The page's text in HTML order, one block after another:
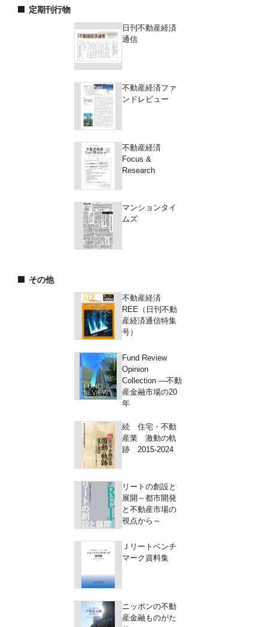
定期刊行物
日刊不動産経済
通信
不動産経済ファ
ンドレビュー
不動産経済
Focus &
Research
マンションタイ
ムズ
その他
不動産経済
REE（日刊不動
産経済通信特集
号）
Fund Review
Opinion
Collection ―不動
産金融市場の20
年
続 住宅・不動
産業 激動の軌
跡 2015-2024
リートの創設と
展開～都市開発
と不動産市場の
視点から～
Ｊリートベンチ
マーク資料集
ニッポンの不動
産金融ものがた